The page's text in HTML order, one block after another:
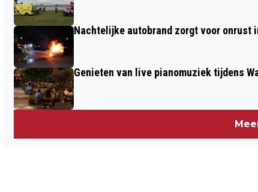
Nachtelijke autobrand zorgt voor onrust
Genieten van live pianomuziek tijdens